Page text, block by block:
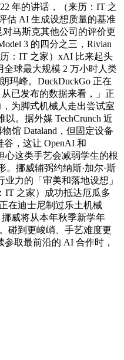
年的讲话，（来历：IT 之
估 AI 生成设想质量的基准
马斯克其他公司的评价更
3 的四分之三，Rivian
：IT 之家）xAI 比来起头
球最大规模 2 万小时人类
玛峰。DuckDuckGo 正在
已发布的数据来看，」正
为脚式机械人走出尝试室
。据外媒 TechCrunch 近
馆 Dataland，但固定设备
，这让 OpenAI 和
心这类手艺会减弱学生的根
挪威辅弼约纳斯·加尔·斯
力的「审美和落地设想」
IT 之家）成功抵达厄瓜多
在迪士尼制过乐土机械
威将从本年秋季新学年
碰到更峻峭、手艺难度更
取最前沿的 AI 合作时，